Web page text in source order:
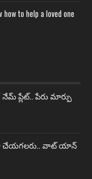
to help a loved one
నేమ్ ప్లేట్‌.. పేరు మార్పు
చేయగలరు.. వాట్ యాన్